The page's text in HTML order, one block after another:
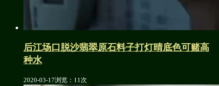
后江场口脱沙翡翠原石料子打灯晴底色可赌高
种水
2020-03-17浏览：11次